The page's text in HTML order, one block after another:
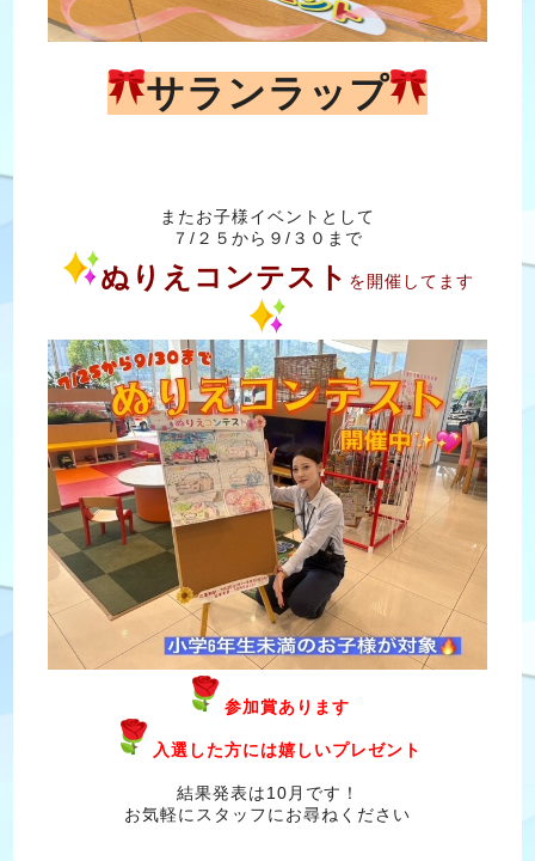
サランラップ
またお子様イベントとして
７/２５から９/３０まで
ぬりえコンテスト を開催してます
参加賞あります
入選した方には嬉しいプレゼント
結果発表は10月です！
お気軽にスタッフにお尋ねください